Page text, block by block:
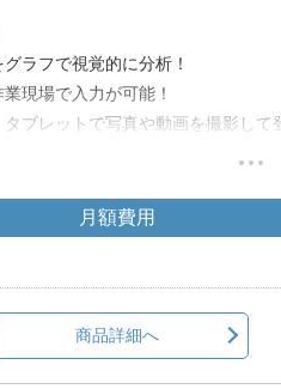
ラフで視覚的に分析！
現場で入力が可能！
タブレットで写真や動画を撮影して
きる機能】
ット
アセスメントシート
月額費用
商品詳細へ